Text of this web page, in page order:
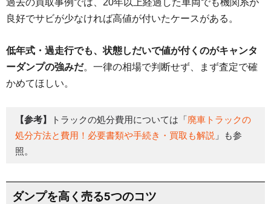
過去の買取事例では、20年以上経過した車両でも機関系が
良好でサビが少なければ高値が付いたケースがある。
低年式・過走行でも、状態しだいで値が付くのがキャンタ
ーダンプの強みだ。一律の相場で判断せず、まず査定で確
かめてほしい。
【参考】 トラックの処分費用については「廃車トラックの
処分方法と費用！必要書類や手続き・買取も解説 」も参
照。
ダンプを高く売る5つのコツ